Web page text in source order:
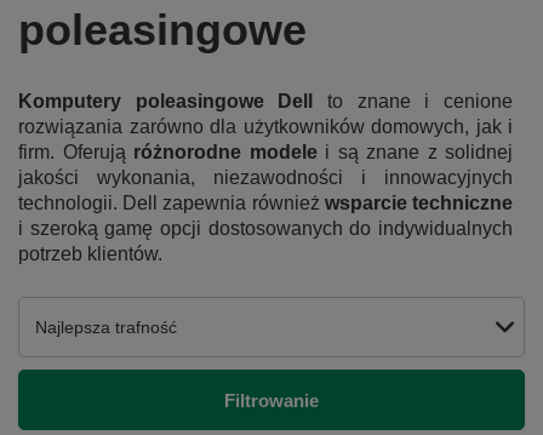
poleasingowe
Komputery poleasingowe Dell
to znane i cenione
rozwiązania zarówno dla użytkowników domowych, jak i
firm. Oferują różnorodne modelei są znane z solidnej
jakości wykonania, niezawodności i innowacyjnych
technologii. Dell zapewnia również wsparcie techniczne
i szeroką gamę opcji dostosowanych do indywidualnych
potrzeb klientów.
Zmień sortowanie
Najlepsza trafność
Filtrowanie